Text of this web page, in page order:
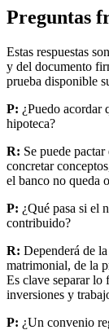
Preguntas
Estas respuestas
y del documento
prueba disponible
P: ¿Puedo acordar
hipoteca?
R: Se puede
concretar
el banco no queda
P: ¿Qué pasa si el
contribuido?
R: Dependerá de
matrimonial, de la
Es clave separar lo
inversiones y
P: ¿Un convenio